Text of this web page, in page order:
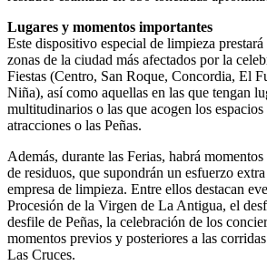
Lugares y momentos importantes
Este dispositivo especial de limpieza
zonas de la ciudad más afectados por la
Fiestas (Centro, San Roque, Concordia, El
Niña), así como aquellas en las que tengan
multitudinarios o las que acogen los espacios
atracciones o las Peñas.
Además, durante las Ferias, habrá
de residuos, que supondrán un esfuerzo
empresa de limpieza. Entre ellos destacan
Procesión de la Virgen de La Antigua, el
desfile de Peñas, la celebración de los
momentos previos y posteriores a las
Las Cruces.